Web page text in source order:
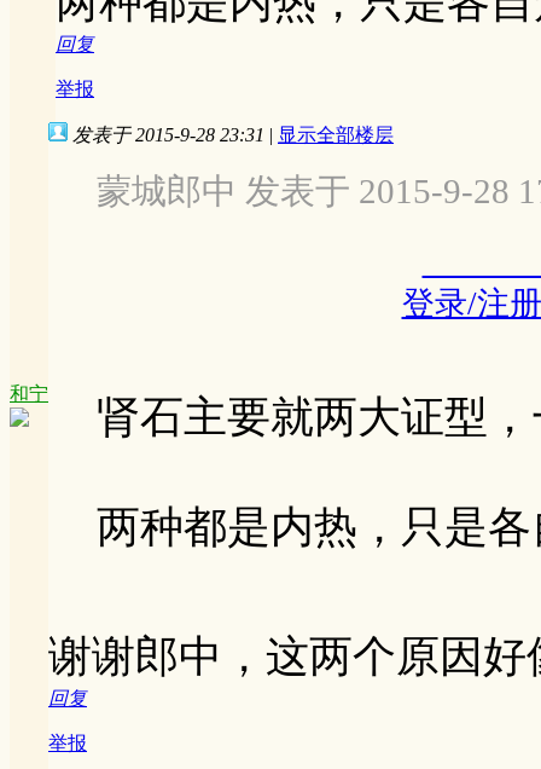
回复
举报
和宁
发表于 2015-9-28 23:31 | 显示全部楼层
蒙城郎中 发表于 2015-9-28
登录/注
肾石主要就两大证型
两种都是内热，只是
谢谢郎中，这两个原因
回复
举报